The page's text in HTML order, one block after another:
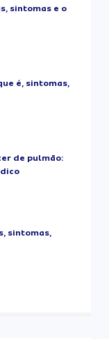
sintomas e o
é, sintomas,
de pulmão:
sintomas,